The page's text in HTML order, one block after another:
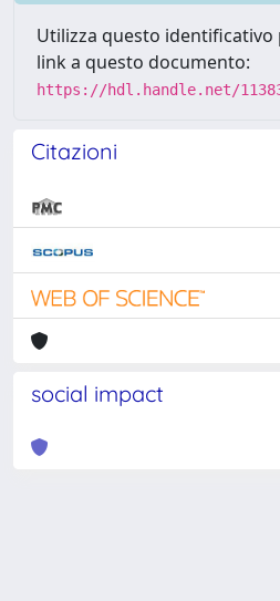
Utilizza questo
link a questo documento:
https://hdl.handle.net/
Citazioni
social impact